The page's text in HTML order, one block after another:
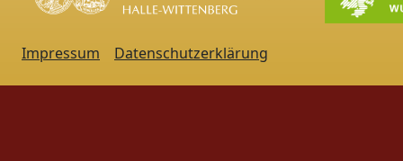
Impressum Datenschutzerklärung